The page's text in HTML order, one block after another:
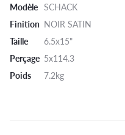
Modèle SCHACK
Finition NOIR SATIN
Taille
6.5x15"
Perçage 5x114.3
Poids
7.2kg